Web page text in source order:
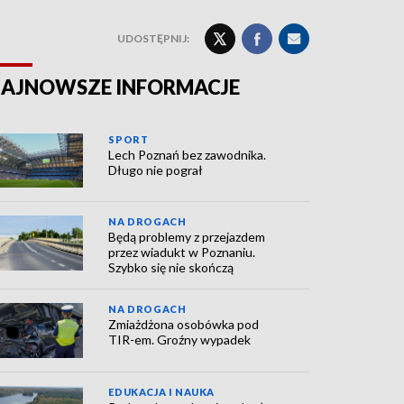
UDOSTĘPNIJ:
INFORMACJE
SPORT
Lech Poznań bez zawodnika.
Długo nie pograł
NA DROGACH
Będą problemy z przejazdem
przez wiadukt w Poznaniu.
Szybko się nie skończą
NA DROGACH
Zmiażdżona osobówka pod
TIR-em. Groźny wypadek
EDUKACJA I NAUKA